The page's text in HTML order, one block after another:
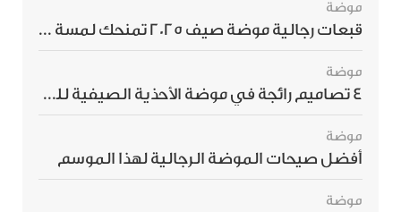
موضة
قبعات رجالية موضة صيف 2025 تمنحك لمسة أناقة استثنائية
موضة
4 تصاميم رائجة في موضة الأحذية الصيفية للرجال هذا الموسم
موضة
أفضل صيحات الموضة الرجالية لهذا الموسم
موضة